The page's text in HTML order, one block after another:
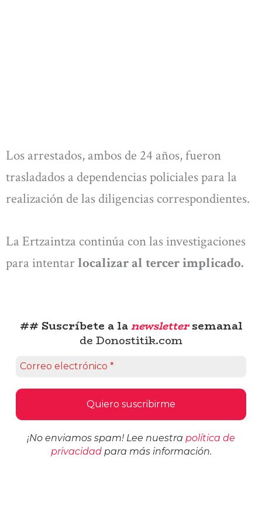
Los arrestados, ambos de 24 años, fueron
trasladados a dependencias policiales para la
realización de las diligencias correspondientes.
La Ertzaintza continúa con las investigaciones
para intentarlocalizar al tercer implicado.
## Suscríbete a lanewslettersemanal
de Donostitik.com
¡No enviamos spam! Lee nuestra política de
privacidadpara más información.